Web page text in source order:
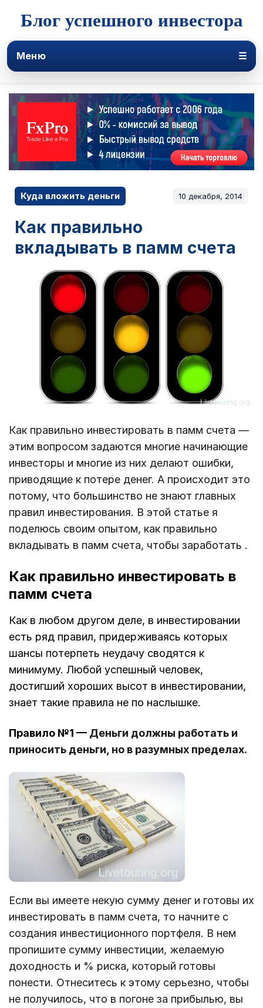
Блог успешного инвестора
Меню ☰
Куда вложить деньги 10 декабря, 2014
Как правильно
вкладывать в памм счета
Как правильно инвестировать в памм счета —
этим вопросом задаются многие начинающие
инвесторы и многие из них делают ошибки,
приводящие к потере денег. А происходит это
потому, что большинство не знают главных
правил инвестирования. В этой статье я
поделюсь своим опытом, как правильно
вкладывать в памм счета, чтобы заработать .
Как правильно инвестировать в
памм счета
Как в любом другом деле, в инвестировании
есть ряд правил, придерживаясь которых
шансы потерпеть неудачу сводятся к
минимуму. Любой успешный человек,
достигший хороших высот в инвестировании,
знает такие правила не по наслышке.
Правило №1 — Деньги должны работать и
приносить деньги, но в разумных пределах.
Если вы имеете некую сумму денег и готовы их
инвестировать в памм счета, то начните с
создания инвестиционного портфеля. В нем
пропишите сумму инвестиции, желаемую
доходность и % риска, который готовы
понести. Отнеситесь к этому серьезно, чтобы
не получилось, что в погоне за прибылью, вы